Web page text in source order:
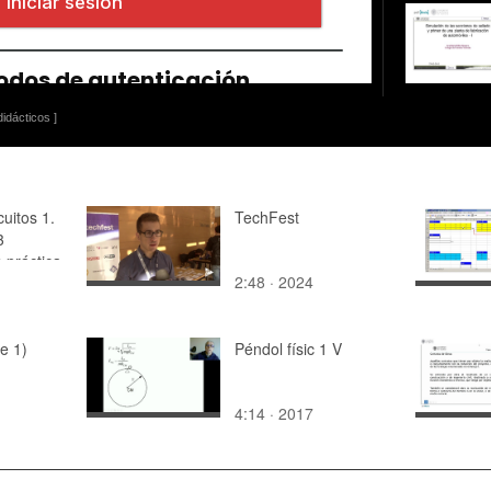
]
1.
práctica
TechFest
2:48 · 2024
1) Péndol físic 1 V
4:14 · 2017